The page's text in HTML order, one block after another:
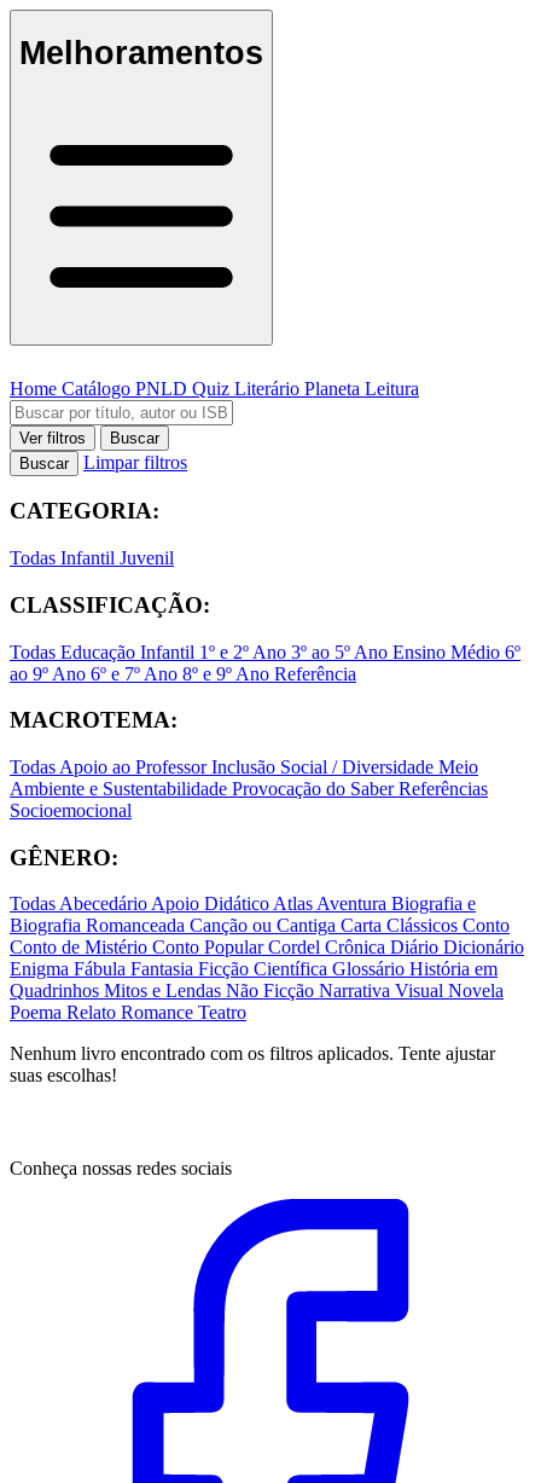
Melhoramentos
Home Catálogo PNLD Quiz Literário Planeta Leitura
Ver filtros
Buscar
Buscar
Limpar filtros
CATEGORIA:
Todas Infantil Juvenil
CLASSIFICAÇÃO:
Todas Educação Infantil 1º e 2º Ano 3º ao 5º Ano Ensino Médio 6º
ao 9º Ano 6º e 7º Ano 8º e 9º Ano Referência
MACROTEMA:
Todas Apoio ao ProfessorInclusão Social / Diversidade Meio
Ambiente e Sustentabilidade Provocação do SaberReferências
Socioemocional
GÊNERO:
TodasAbecedárioApoio DidáticoAtlasAventura Biografia e
Biografia Romanceada Canção ou Cantiga Carta Clássicos Conto
Conto de Mistério Conto PopularCordel Crônica Diário Dicionário
Enigma Fábula Fantasia Ficção Científica Glossário História em
Quadrinhos Mitos e Lendas Não Ficção Narrativa Visual Novela
Poema Relato Romance Teatro
Nenhum livro encontrado com os filtros aplicados. Tente ajustar
suas escolhas!
Conheça nossas redes sociais